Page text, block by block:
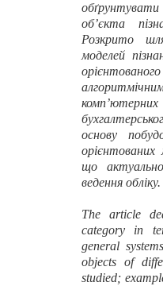
об’єкта
Розкрито
моделей
основу
орієнтованих
що
ведення обліку.
The article
category in
general
objects of
studied;